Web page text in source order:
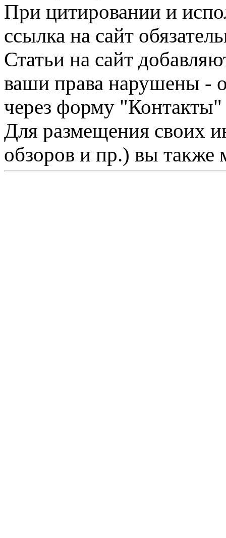
При цитировании и
ссылка на сайт
Статьи на сайт
ваши права нарушены -
через форму "Контакты"
Для размещения своих
обзоров и пр.) вы также